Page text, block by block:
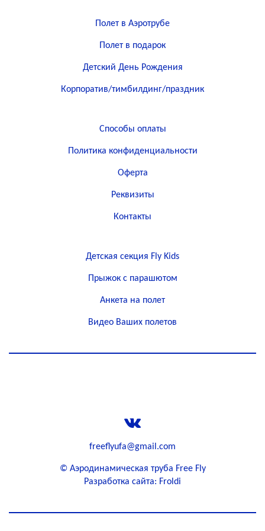
Полет в Аэротрубе
Полет в подарок
Детский День Рождения
Корпоратив/тимбилдинг/праздник
Способы оплаты
Политика конфиденциальности
Оферта
Реквизиты
Контакты
Детская секция Fly Kids
Прыжок с парашютом
Анкета на полет
Видео Ваших полетов
freeflyufa@gmail.com
© Аэродинамическая труба Free Fly
Разработка сайта: Froldi